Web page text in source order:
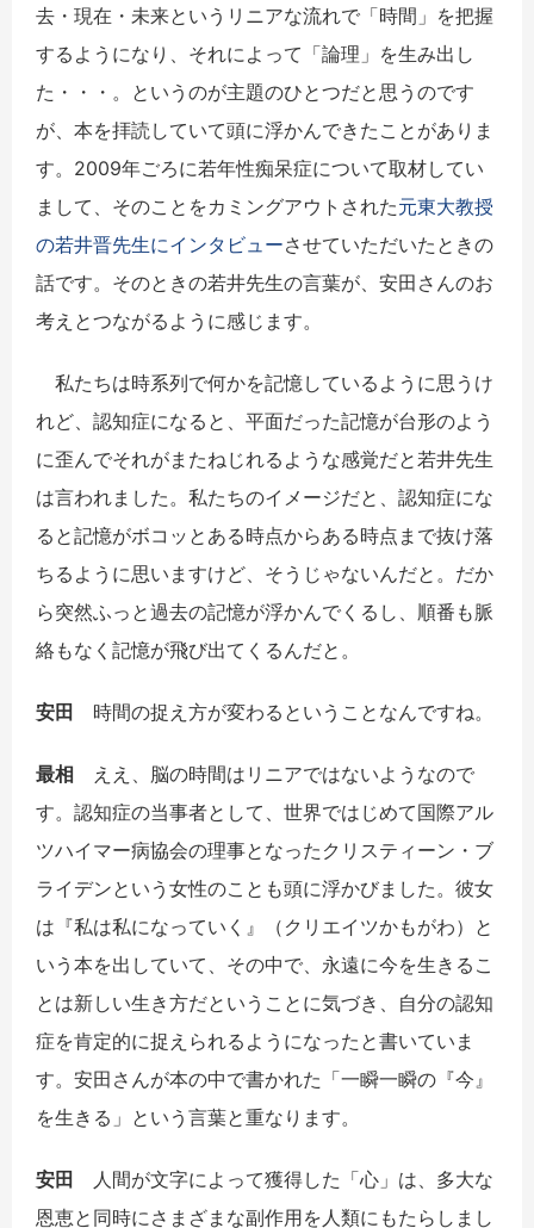
去・現在・未来というリニアな流れで「時間」を把握
するようになり、それによって「論理」を生み出し
た・・・。というのが主題のひとつだと思うのです
が、本を拝読していて頭に浮かんできたことがありま
す。 2009年ごろに若年性痴呆症について取材してい
まして、そのことをカミングアウトされた元東大教授
の若井晋先生にインタビューさせていただいたときの
話です。そのときの若井先生の言葉が、安田さんのお
考えとつながるように感じます。
私たちは時系列で何かを記憶しているように思うけ
れど、認知症になると、平面だった記憶が台形のよう
に歪んでそれがまたねじれるような感覚だと若井先生
は言われました。私たちのイメージだと、認知症にな
ると記憶がボコッとある時点からある時点まで抜け落
ちるように思いますけど、そうじゃないんだと。だか
ら突然ふっと過去の記憶が浮かんでくるし、順番も脈
絡もなく記憶が飛び出てくるんだと。
安田 時間の捉え方が変わるということなんですね。
最相
ええ、脳の時間はリニアではないようなので
す。認知症の当事者として、世界ではじめて国際アル
ツハイマー病協会の理事となったクリスティーン・ブ
ライデンという女性のことも頭に浮かびました。彼女
は『私は私になっていく』（クリエイツかもがわ）と
いう本を出していて、その中で、永遠に今を生きるこ
とは新しい生き方だということに気づき、自分の認知
症を肯定的に捉えられるようになったと書いていま
す。安田さんが本の中で書かれた「一瞬一瞬の『今』
を生きる」という言葉と重なります。
安田
人間が文字によって獲得した「心」は、多大な
恩恵と同時にさまざまな副作用を人類にもたらしまし